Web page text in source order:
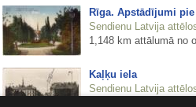
Rīga. Apstādījumi
Sendienu Latvija
1,148 km attālumā no
Kaļķu iela
Sendienu Latvija